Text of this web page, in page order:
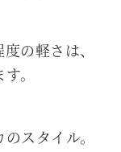
の軽さは、
。
スタイル。